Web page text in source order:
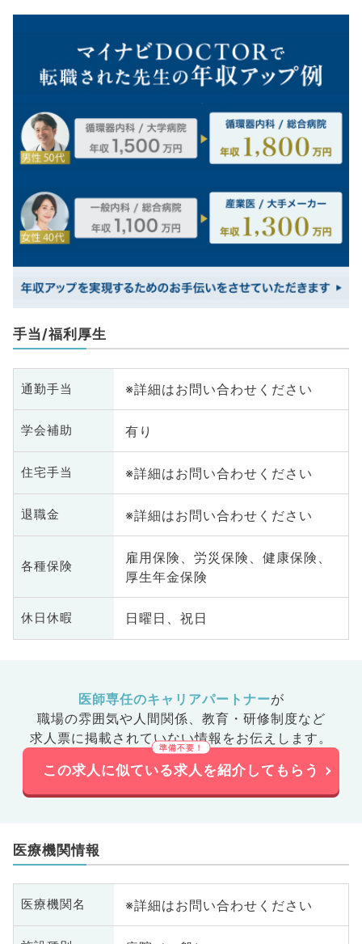
手当/福利厚生
通勤手当 ※詳細はお問い合わせください
学会補助 有り
住宅手当 ※詳細はお問い合わせください
退職金 ※詳細はお問い合わせください
各種保険
雇用保険、労災保険、健康保険、
厚生年金保険
休日休暇 日曜日、祝日
医師専任のキャリアパートナーが
職場の雰囲気や人間関係、 教育・研修制度など
求人票に掲載されていない情報をお伝えします。
この求人に似ている求人を紹介してもらう
医療機関情報
医療機関名 ※詳細はお問い合わせください